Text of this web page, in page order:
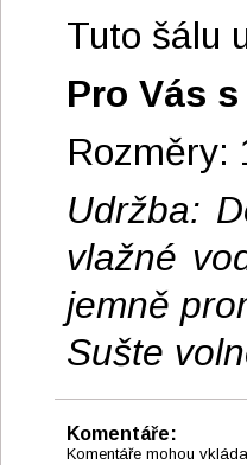
Tuto šálu
Pro Vás
Rozměry:
Udržba:
vlažné
jemně
Sušte
Komentáře:
Komentáře mohou